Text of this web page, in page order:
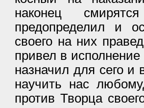
наконец
предопределил и
своего на них
привел в
назначил для сего и
научить нас
против Творца